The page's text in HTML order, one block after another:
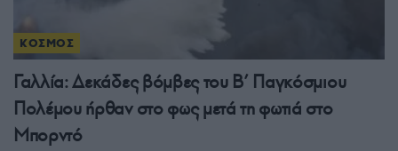
ΚΟΣΜΟΣ
Γαλλία: Δεκάδες βόμβες του Β’ Παγκόσμιου
Πολέμου ήρθαν στο φως μετά τη φωτιά στο
Μπορντό